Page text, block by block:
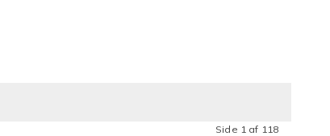
Side 1 af 118